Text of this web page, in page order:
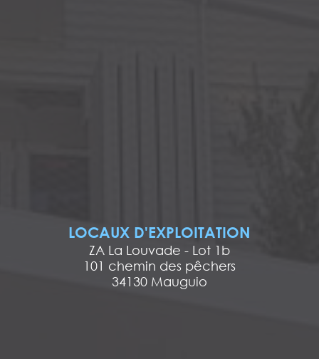
LOCAUX D'EXPLOITATION
ZA La Louvade - Lot 1b
101 chemin des pêchers
34130 Mauguio